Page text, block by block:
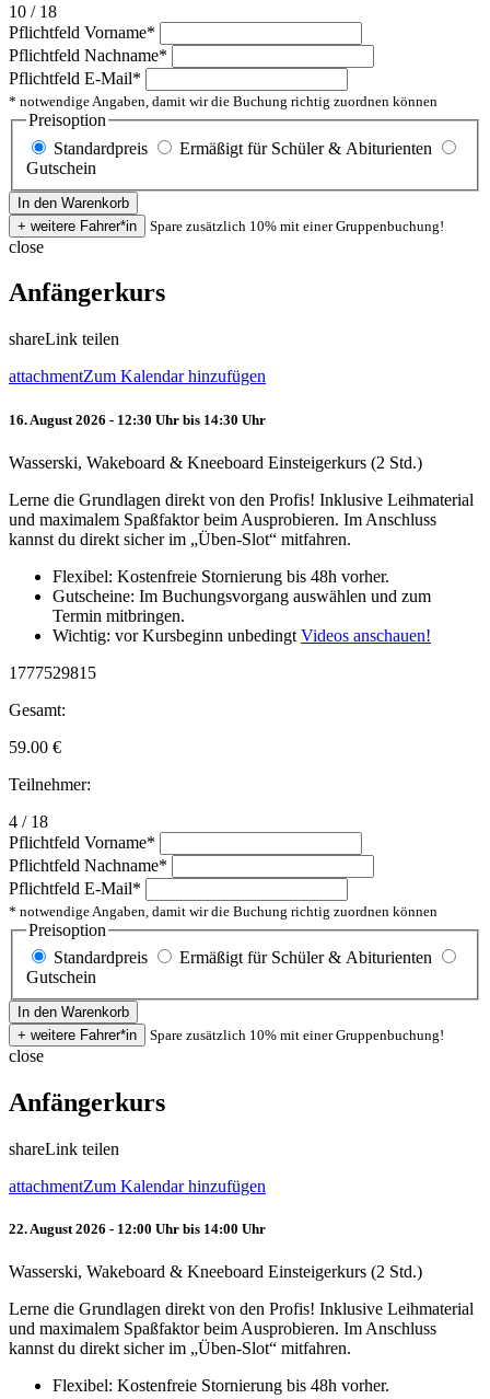
10 / 18
Pflichtfeld Vorname*
Pflichtfeld Nachname*
Pflichtfeld E-Mail*
* notwendige Angaben, damit wir die Buchung richtig zuordnen können
Preisoption
Standardpreis
Ermäßigt für Schüler & Abiturienten
Gutschein
Spare zusätzlich 10% mit einer Gruppenbuchung!
close
Anfängerkurs
shareLink teilen
attachmentZum Kalendar hinzufügen
16. August 2026 - 12:30 Uhr bis 14:30 Uhr
Wasserski, Wakeboard & Kneeboard Einsteigerkurs (2 Std.)
Lerne die Grundlagen direkt von den Profis! Inklusive Leihmaterial
und maximalem Spaßfaktor beim Ausprobieren. Im Anschluss
kannst du direkt sicher im „Üben-Slot“ mitfahren.
Flexibel: Kostenfreie Stornierung bis 48h vorher.
Gutscheine: Im Buchungsvorgang auswählen und zum
Termin mitbringen.
Wichtig: vor Kursbeginn unbedingt Videos anschauen!
1777529815
Gesamt:
59.00 €
Teilnehmer:
4 / 18
Pflichtfeld Vorname*
Pflichtfeld Nachname*
Pflichtfeld E-Mail*
* notwendige Angaben, damit wir die Buchung richtig zuordnen können
Preisoption
Standardpreis
Ermäßigt für Schüler & Abiturienten
Gutschein
Spare zusätzlich 10% mit einer Gruppenbuchung!
close
Anfängerkurs
shareLink teilen
attachmentZum Kalendar hinzufügen
22. August 2026 - 12:00 Uhr bis 14:00 Uhr
Wasserski, Wakeboard & Kneeboard Einsteigerkurs (2 Std.)
Lerne die Grundlagen direkt von den Profis! Inklusive Leihmaterial
und maximalem Spaßfaktor beim Ausprobieren. Im Anschluss
kannst du direkt sicher im „Üben-Slot“ mitfahren.
Flexibel: Kostenfreie Stornierung bis 48h vorher.